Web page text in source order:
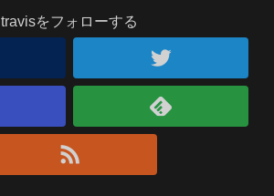
travisをフォローする